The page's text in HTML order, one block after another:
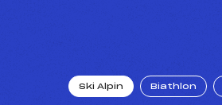
Ski Alpin Biathlon